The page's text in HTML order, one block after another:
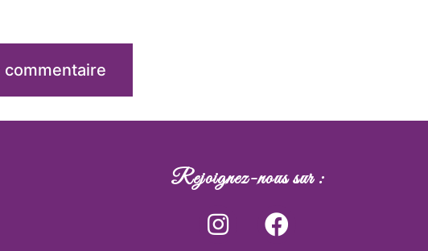
Rejoignez-nous sur :